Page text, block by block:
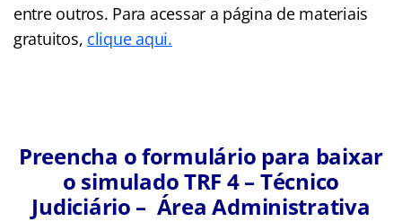
entre outros. Para acessar a página de materiais
gratuitos, clique aqui.
Preencha o formulário para baixar
o simulado TRF 4 – Técnico
Judiciário – Área Administrativa